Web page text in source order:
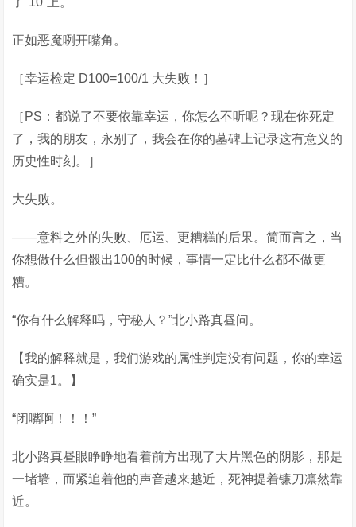
正如恶魔咧开嘴角。
［幸运检定 D100=100/1 大失败！］
［PS：都说了不要依靠幸运，你怎么不听呢？现在你死定
了，我的朋友，永别了，我会在你的墓碑上记录这有意义的
历史性时刻。］
大失败。
——意料之外的失败、厄运、更糟糕的后果。简而言之，当
你想做什么但骰出100的时候，事情一定比什么都不做更
糟。
“你有什么解释吗，守秘人？”北小路真昼问。
【我的解释就是，我们游戏的属性判定没有问题，你的幸运
确实是1。】
“闭嘴啊！！！”
北小路真昼眼睁睁地看着前方出现了大片黑色的阴影，那是
一堵墙，而紧追着他的声音越来越近，死神提着镰刀凛然靠
近。